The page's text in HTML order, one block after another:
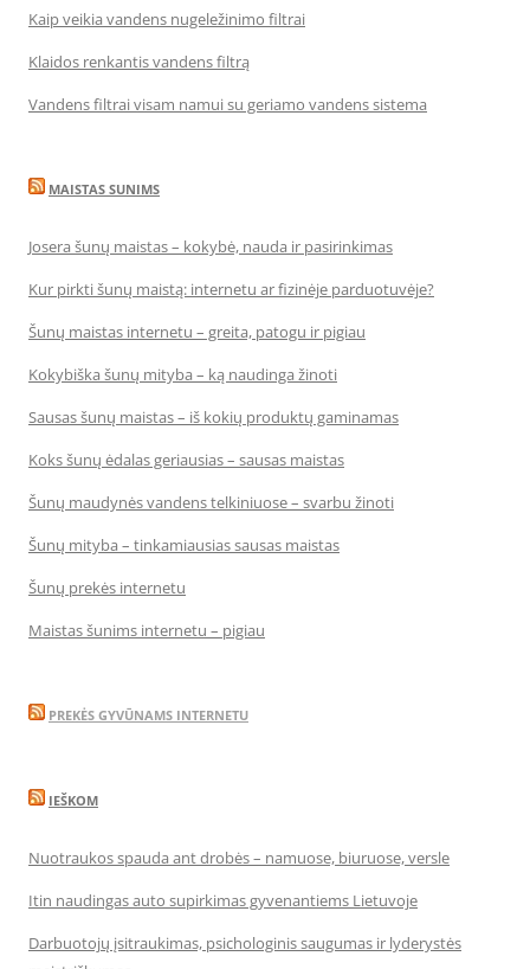
Kaip veikia vandens nugeležinimo filtrai
Klaidos renkantis vandens filtrą
Vandens filtrai visam namui su geriamo vandens sistema
MAISTAS SUNIMS
Josera šunų maistas – kokybė, nauda ir pasirinkimas
Kur pirkti šunų maistą: internetu ar fizinėje parduotuvėje?
Šunų maistas internetu – greita, patogu ir pigiau
Kokybiška šunų mityba – ką naudinga žinoti
Sausas šunų maistas – iš kokių produktų gaminamas
Koks šunų ėdalas geriausias – sausas maistas
Šunų maudynės vandens telkiniuose – svarbu žinoti
Šunų mityba – tinkamiausias sausas maistas
Šunų prekės internetu
Maistas šunims internetu – pigiau
PREKĖS GYVŪNAMS INTERNETU
IEŠKOM
Nuotraukos spauda ant drobės – namuose, biuruose, versle
Itin naudingas auto supirkimas gyvenantiems Lietuvoje
Darbuotojų įsitraukimas, psichologinis saugumas ir lyderystės